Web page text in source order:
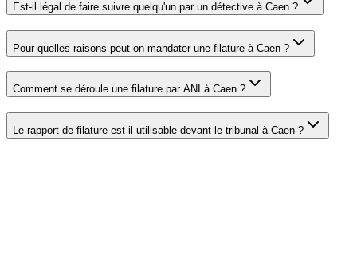
Est-il légal de faire suivre quelqu'un par un détective à Caen ?
Pour quelles raisons peut-on mandater une filature à Caen ?
Comment se déroule une filature par ANI à Caen ?
Le rapport de filature est-il utilisable devant le tribunal à Caen ?